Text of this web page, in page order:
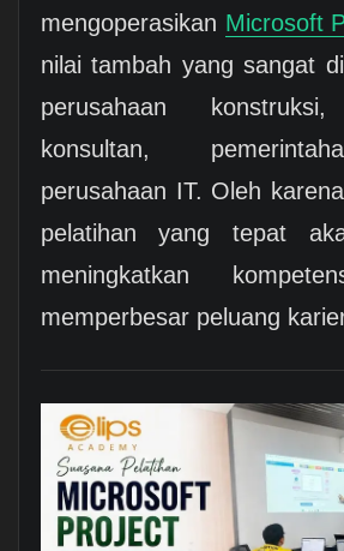
mengoperasikan Microsoft
nilai tambah yang sangat
perusahaan konstruksi,
konsultan,
perusahaan IT. Oleh
pelatihan yang tepat
meningkatkan
memperbesar peluang